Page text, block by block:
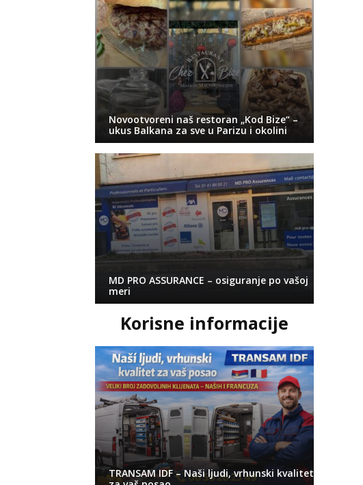
Novootvoreni naš restoran „Kod Bize“ –
ukus Balkana za sve u Parizu i okolini
MD PRO ASSURANCE – osiguranje po vašoj
meri
Korisne informacije
TRANSAM IDF – Naši ljudi, vrhunski kvalitet